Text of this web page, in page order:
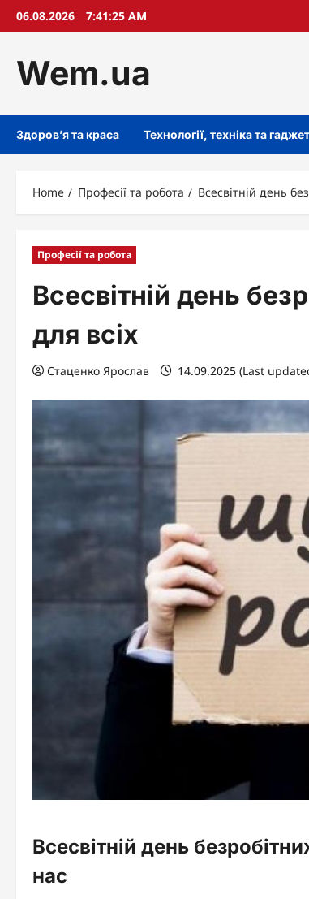
Skip06.08.2026 7:41:26 AM
Wem.ua
Здоров’я та краса Технології, техніка та
Home Професії та робота Всесвітній день
Професії та робота
Всесвітній день
для всіх
Стаценко Ярослав 14.09.2025 (Last
Всесвітній день
нас